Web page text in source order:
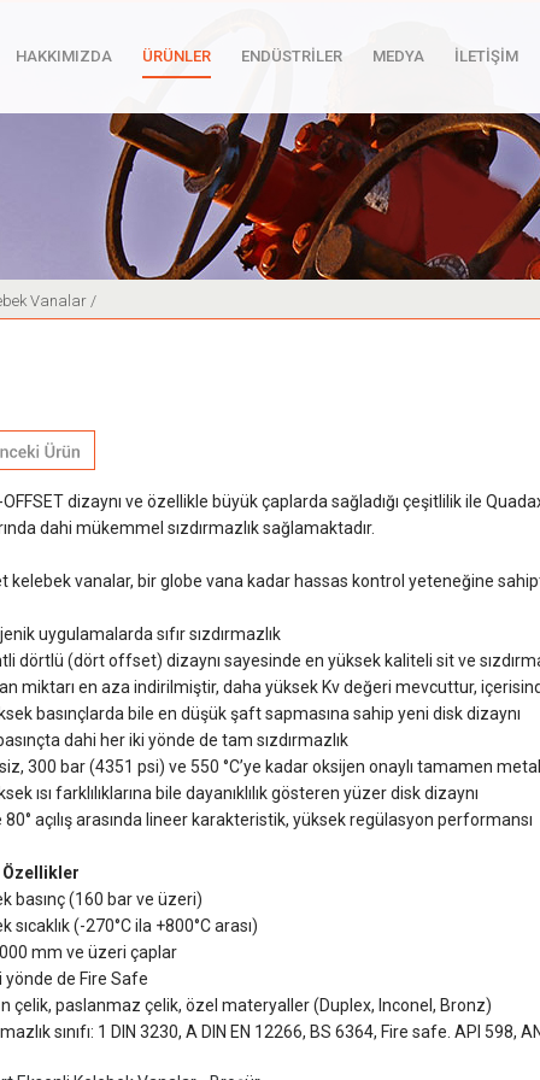
HAKKIMIZDA ÜRÜNLER ENDÜSTRİLER MEDYA İLETİŞİM
Vanalar /
dizaynı ve özellikle büyük çaplarda sağladığı çeşitlilik ile
dahi mükemmel sızdırmazlık sağlamaktadır.
kelebek vanalar, bir globe vana kadar hassas kontrol yeteneğine
uygulamalarda sıfır sızdırmazlık
dörtlü (dört offset) dizaynı sayesinde en yüksek kaliteli sit ve
miktarı en aza indirilmiştir, daha yüksek Kv değeri mevcuttur,
basınçlarda bile en düşük şaft sapmasına sahip yeni disk dizaynı
dahi her iki yönde de tam sızdırmazlık
300 bar (4351 psi) ve 550 °C’ye kadar oksijen onaylı tamamen
ısı farklılıklarına bile dayanıklılık gösteren yüzer disk dizaynı
80° açılış arasında lineer karakteristik, yüksek regülasyon performansı
basınç (160 bar ve üzeri)
sıcaklık (-270°C ila +800°C arası)
mm ve üzeri çaplar
yönde de Fire Safe
çelik, paslanmaz çelik, özel materyaller (Duplex, Inconel, Bronz)
sınıfı: 1 DIN 3230, A DIN EN 12266, BS 6364, Fire safe. API 598,